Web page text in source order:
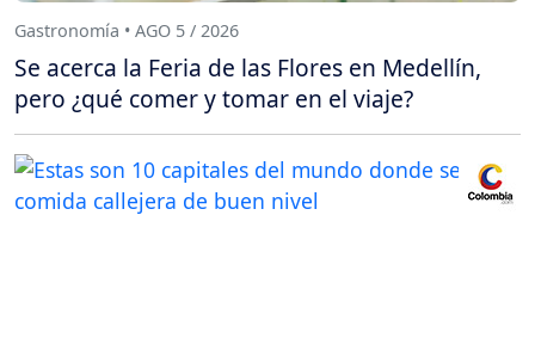
Gastronomía • AGO 5 / 2026
Se acerca la Feria de las Flores en Medellín,
pero ¿qué comer y tomar en el viaje?